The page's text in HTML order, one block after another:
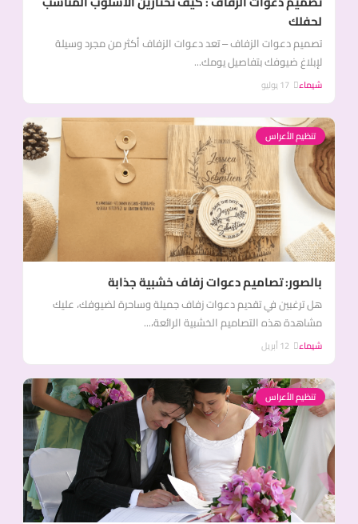
لحفلك
تصميم دعوات الزفاف – تعد دعوات الزفاف أكثر من مجرد وسيلة
لإبلاغ ضيوفك بتفاصيل يومك...
شيماء
تنظيم الأعراس
بالصور: تصاميم دعوات زفاف خشبية جذابة
هل ترغبين في تقديم دعوات زفاف جميلة وساحرة لضيوفك، عليك
مشاهدة هذه التصاميم الخشبية الرائعة،...
شيماء
تنظيم الأعراس